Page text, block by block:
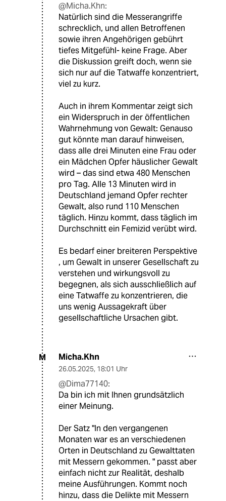
@Micha.Khn:
Natürlich sind die Messerangriffe
schrecklich, und allen Betroffenen
sowie ihren Angehörigen gebührt
tiefes Mitgefühl- keine Frage. Aber
die Diskussion greift doch, wenn sie
sich nur auf die Tatwaffe konzentriert,
viel zu kurz.
Auch in ihrem Kommentar zeigt sich
ein Widerspruch in der öffentlichen
Wahrnehmung von Gewalt: Genauso
gut könnte man darauf hinweisen,
dass alle drei Minuten eine Frau oder
ein Mädchen Opfer häuslicher Gewalt
wird – das sind etwa 480 Menschen
pro Tag. Alle 13 Minuten wird in
Deutschland jemand Opfer rechter
Gewalt, also rund 110 Menschen
täglich. Hinzu kommt, dass täglich im
Durchschnitt ein Femizid verübt wird.
Es bedarf einer breiteren Perspektive
, um Gewalt in unserer Gesellschaft zu
verstehen und wirkungsvoll zu
begegnen, als sich ausschließlich auf
eine Tatwaffe zu konzentrieren, die
uns wenig Aussagekraft über
gesellschaftliche Ursachen gibt.
M Micha.Khn
26.05.2025, 18:01 Uhr
@Dima77140:
Da bin ich mit Ihnen grundsätzlich
einer Meinung.
Der Satz "In den vergangenen
Monaten war es an verschiedenen
Orten in Deutschland zu Gewalttaten
mit Messern gekommen. " passt aber
einfach nicht zur Realität, deshalb
meine Ausführungen. Kommt noch
hinzu, dass die Delikte mit Messern